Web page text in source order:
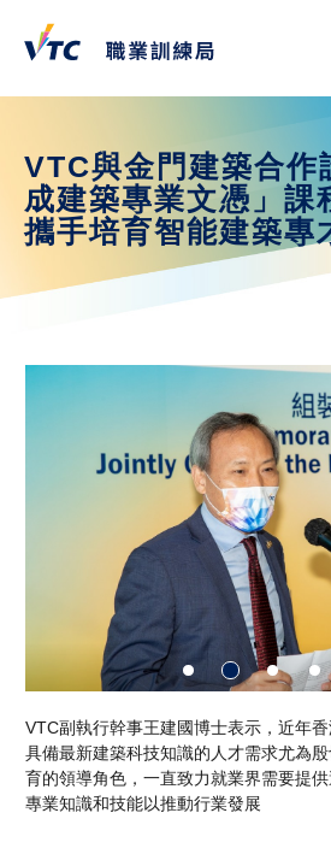
VTC與金門建築合作
成建築專業文憑」課
攜手培育智能建築專
VTC副執行幹事王建國博士表示，近年
具備最新建築科技知識的人才需求尤為
育的領導角色，一直致力就業界需要提
專業知識和技能以推動行業發展